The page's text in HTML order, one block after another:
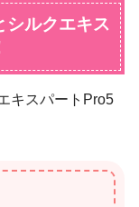
シルクエキス
キスパートPro5